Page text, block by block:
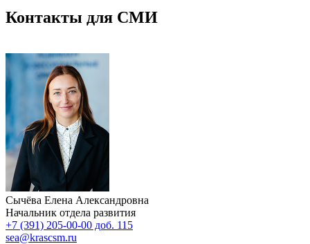
Контакты для СМИ
Сычёва Елена Александровна
Начальник отдела развития
+7 (391) 205-00-00 доб. 115
sea@krascsm.ru